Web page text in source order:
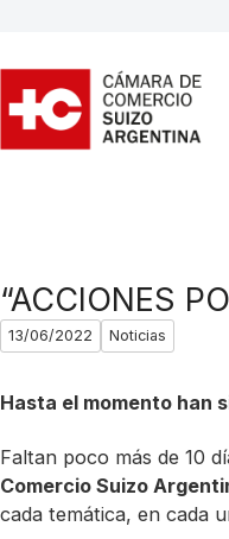
“ACCIONES
13/06/2022 Noticias
Hasta el momento han
Faltan poco más de 10
Comercio Suizo
cada temática, en cada